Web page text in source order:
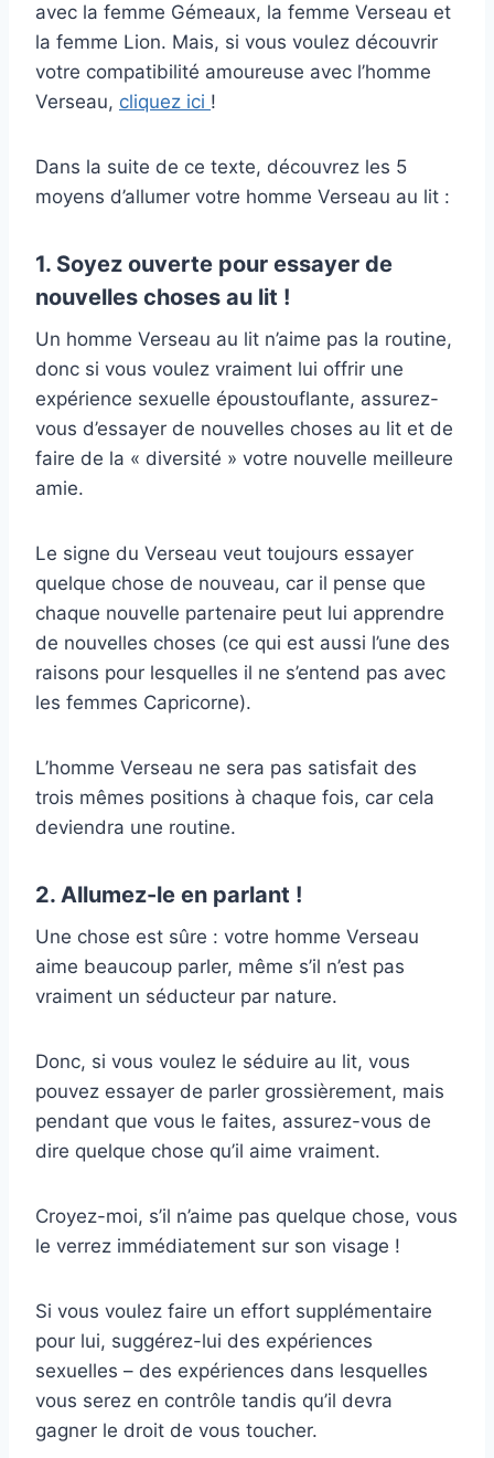
avec la femme Gémeaux, la femme Verseau et
la femme Lion. Mais, si vous voulez découvrir
votre compatibilité amoureuse avec l’homme
Verseau, cliquez ici !
Dans la suite de ce texte, découvrez les 5
moyens d’allumer votre homme Verseau au lit :
1. Soyez ouverte pour essayer de
nouvelles choses au lit !
Un homme Verseau au lit n’aime pas la routine,
donc si vous voulez vraiment lui offrir une
expérience sexuelle époustouflante, assurez-
vous d’essayer de nouvelles choses au lit et de
faire de la « diversité » votre nouvelle meilleure
amie.
Le signe du Verseau veut toujours essayer
quelque chose de nouveau, car il pense que
chaque nouvelle partenaire peut lui apprendre
de nouvelles choses (ce qui est aussi l’une des
raisons pour lesquelles il ne s’entend pas avec
les femmes Capricorne).
L’homme Verseau ne sera pas satisfait des
trois mêmes positions à chaque fois, car cela
deviendra une routine.
2. Allumez-le en parlant !
Une chose est sûre : votre homme Verseau
aime beaucoup parler, même s’il n’est pas
vraiment un séducteur par nature.
Donc, si vous voulez le séduire au lit, vous
pouvez essayer de parler grossièrement, mais
pendant que vous le faites, assurez-vous de
dire quelque chose qu’il aime vraiment.
Croyez-moi, s’il n’aime pas quelque chose, vous
le verrez immédiatement sur son visage !
Si vous voulez faire un effort supplémentaire
pour lui, suggérez-lui des expériences
sexuelles – des expériences dans lesquelles
vous serez en contrôle tandis qu’il devra
gagner le droit de vous toucher.